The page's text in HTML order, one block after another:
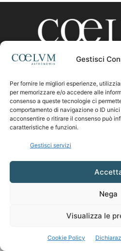
Gestisci
Per fornire le migliori esperienze,
per memorizzare e/o accedere alle
consenso a queste tecnologie ci
comportamento di navigazione o ID
acconsentire o ritirare il consenso può
caratteristiche e funzioni.
Gestisci servizi
Nega
Visualizza le
Cookie Policy
CHI
Contattaci: